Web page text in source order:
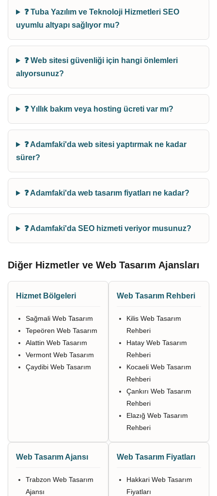
❓ Tuba Yazılım ve Teknoloji Hizmetleri SEO
uyumlu altyapı sağlıyor mu?
❓ Web sitesi güvenliği için hangi önlemleri
alıyorsunuz?
❓ Yıllık bakım veya hosting ücreti var mı?
❓ Adamfaki'da web sitesi yaptırmak ne kadar
sürer?
❓ Adamfaki'da web tasarım fiyatları ne kadar?
❓ Adamfaki'da SEO hizmeti veriyor musunuz?
Diğer Hizmetler ve Web Tasarım Ajansları
Hizmet Bölgeleri
Sağmali Web Tasarım
Tepeören Web Tasarım
Alattin Web Tasarım
Vermont Web Tasarım
Çaydibi Web Tasarım
Web Tasarım Rehberi
Kilis Web Tasarım
Rehberi
Hatay Web Tasarım
Rehberi
Kocaeli Web Tasarım
Rehberi
Çankırı Web Tasarım
Rehberi
Elazığ Web Tasarım
Rehberi
Web Tasarım Ajansı
Trabzon Web Tasarım
Ajansı
Web Tasarım Fiyatları
Hakkari Web Tasarım
Fiyatları